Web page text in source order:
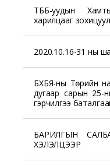
ТББ-уудын
харилцааг
2020.10.16-31 ны
БХБЯ-ны Төрийн
дугаар сарын 25-
гэрчилгээ
БАРИЛГЫН
ХЭЛЭЛЦЭЭР